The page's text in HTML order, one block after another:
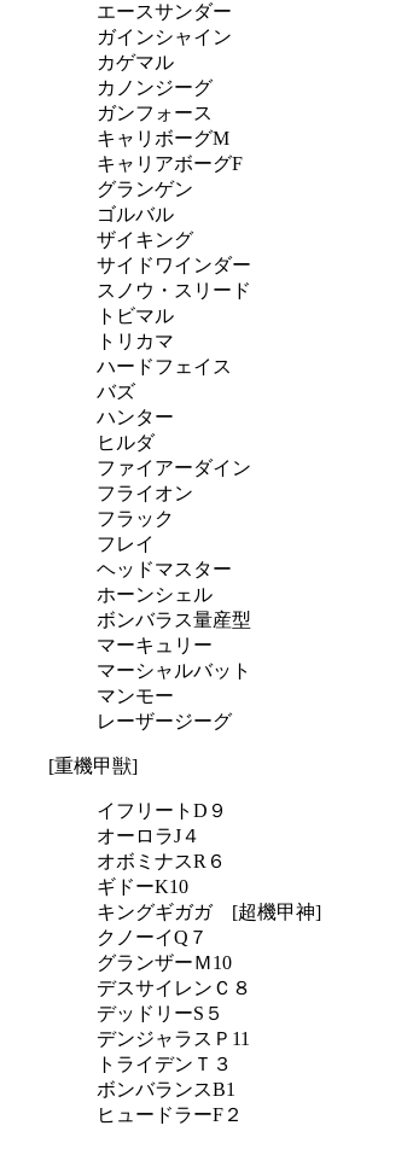
エースサンダー
ガインシャイン
カゲマル
カノンジーグ
ガンフォース
キャリボーグM
キャリアボーグF
グランゲン
ゴルバル
ザイキング
サイドワインダー
スノウ・スリード
トビマル
トリカマ
ハードフェイス
バズ
ハンター
ヒルダ
ファイアーダイン
フライオン
フラック
フレイ
ヘッドマスター
ホーンシェル
ボンバラス量産型
マーキュリー
マーシャルバット
マンモー
レーザージーグ
[重機甲獣]
イフリートD９
オーロラJ４
オボミナスR６
ギドーK10
キングギガガ [超機甲神]
クノーイQ７
グランザーＭ10
デスサイレンＣ８
デッドリーS５
デンジャラスＰ11
トライデンＴ３
ボンバランスB1
ヒュードラーF２